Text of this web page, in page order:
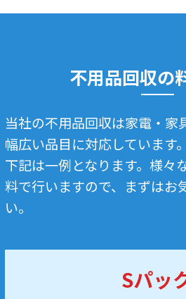
不用品回収の
当社の不用品回収は家電・家
幅広い品目に対応しています。
下記は一例となります。様々
料で行いますので、まずはお
い。
Sパッ